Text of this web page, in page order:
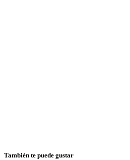
También te puede gustar